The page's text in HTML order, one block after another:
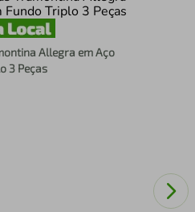
Allegra em Aço
3 Peças